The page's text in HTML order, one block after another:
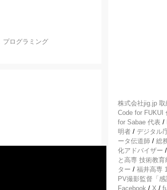
プログラミング
株式会社jig.jp
Code for FUKUI
for Sabae 代表 /
明者 / デジタル
ータ伝道師 / 総
化アドバイザー /
と高専 技術教育
ター / 福井高専
PV撮影監督「感
Facebook / X /